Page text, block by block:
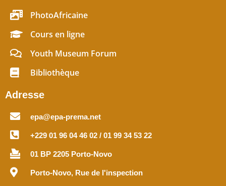
PhotoAfricaine
Cours en ligne
Youth Museum Forum
Bibliothèque
Adresse
epa@epa-prema.net
+229 01 96 04 46 02 / 01 99 34 53 22
01 BP 2205 Porto-Novo
Porto-Novo, Rue de l'inspection